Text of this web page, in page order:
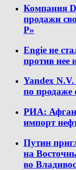
Компания
продажи
Р»
Engie не
против нее
Yandex
по продаже
РИА:
импорт
Путин
на
во